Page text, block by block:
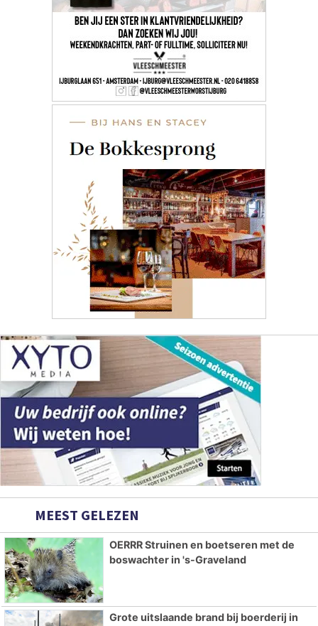
MEEST GELEZEN
OERRR Struinen en boetseren met de
boswachter in 's-Graveland
Grote uitslaande brand bij boerderij in